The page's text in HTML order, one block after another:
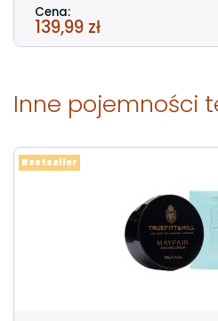
Cena:
139,99 zł
Inne pojemności
Bestseller